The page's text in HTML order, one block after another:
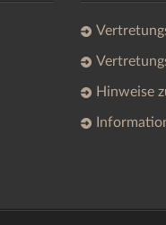
Hinweise